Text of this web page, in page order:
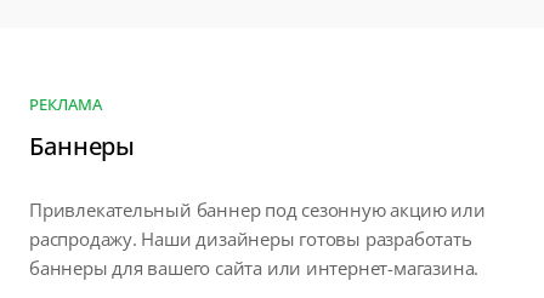
РЕКЛАМА
Баннеры
Привлекательный баннер под сезонную акцию или
распродажу. Наши дизайнеры готовы разработать
баннеры для вашего сайта или интернет-магазина.